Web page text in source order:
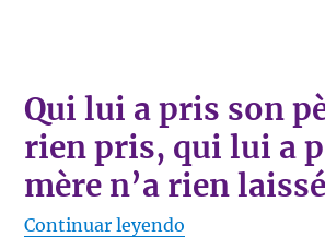
Qui lui a pris son
rien pris, qui lui a
mère n’a rien
Continuar leyendo